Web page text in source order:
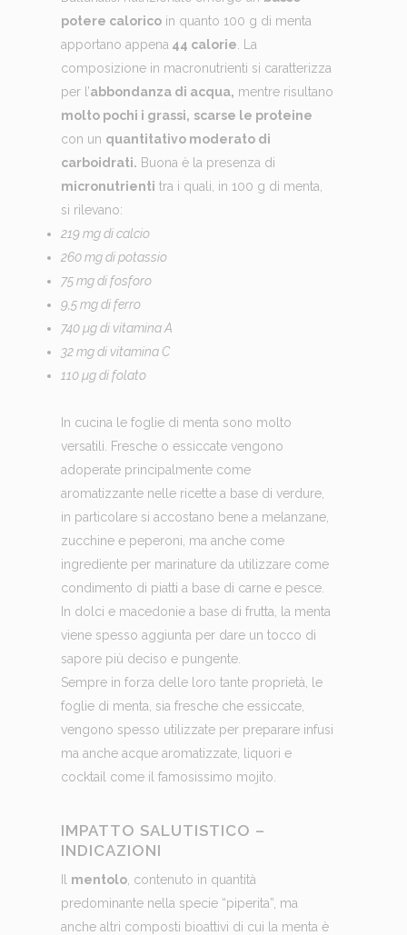
potere caloricoin quanto 100 g di menta
apportano appena 44 calorie . La
composizione in macronutrienti si caratterizza
per l’abbondanza di acqua, mentre risultano
molto pochi i grassi, scarse le proteine
con un quantitativo moderato di
carboidrati. Buona è la presenza di
micronutrienti tra i quali, in 100 g di menta,
si rilevano:
219 mg di calcio
260 mg di potassio
75 mg di fosforo
9,5 mg di ferro
740 µg di vitamina A
32 mg di vitamina C
110 µg di folato
In cucina le foglie di menta sono molto
versatili. Fresche o essiccate vengono
adoperate principalmente come
aromatizzante nelle ricette a base di verdure,
in particolare si accostano bene a melanzane,
zucchine e peperoni, ma anche come
ingrediente per marinature da utilizzare come
condimento di piatti a base di carne e pesce.
In dolci e macedonie a base di frutta, la menta
viene spesso aggiunta per dare un tocco di
sapore più deciso e pungente.
Sempre in forza delle loro tante proprietà, le
foglie di menta, sia fresche che essiccate,
vengono spesso utilizzate per preparare infusi
ma anche acque aromatizzate, liquori e
cocktail come il famosissimo mojito.
IMPATTO SALUTISTICO –
INDICAZIONI
Il mentolo, contenuto in quantità
predominante nella specie “piperita”, ma
anche altri composti bioattivi di cui la menta è